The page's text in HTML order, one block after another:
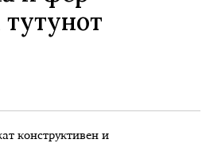
конструктивен и